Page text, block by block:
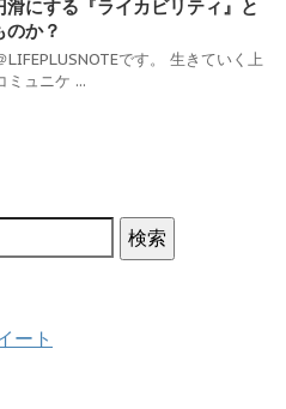
滑にする『ライカビリティ』と
のか？
LIFEPLUSNOTEです。 生きていく上
ミュニケ ...
ート